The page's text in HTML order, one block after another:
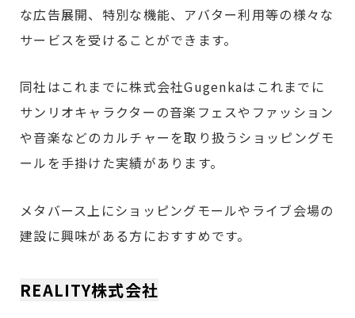
な広告展開、特別な機能、アバター利用等の様々な
サービスを受けることができます。
同社はこれまでに株式会社Gugenkaはこれまでに
サンリオキャラクターの音楽フェスやファッション
や音楽などのカルチャーを取り扱うショッピングモ
ールを手掛けた実績があります。
メタバース上にショッピングモールやライブ会場の
建設に興味がある方におすすめです。
REALITY株式会社